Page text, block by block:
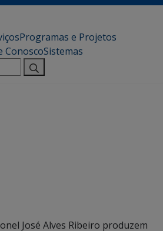
Programas e Projetos
ConoscoSistemas
José Alves Ribeiro produzem